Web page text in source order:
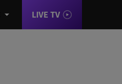
LIVE TV